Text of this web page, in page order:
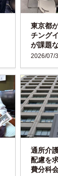
2026/07/
東京都
チング
が課題
通所介
配慮を
費分科